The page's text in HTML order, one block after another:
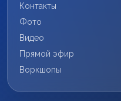
Контакты
Фото
Видео
Прямой эфир
Воркшопы